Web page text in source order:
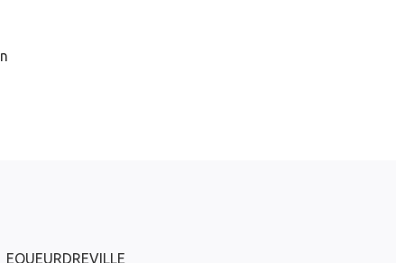
EQUEURDREVILLE